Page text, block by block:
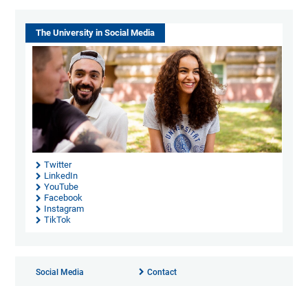
The University in Social Media
Twitter
LinkedIn
YouTube
Facebook
Instagram
TikTok
Social Media Contact